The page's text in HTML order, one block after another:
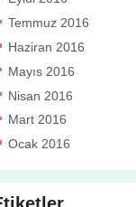
Temmuz 2016
Haziran 2016
Mayıs 2016
Nisan 2016
Mart 2016
Ocak 2016